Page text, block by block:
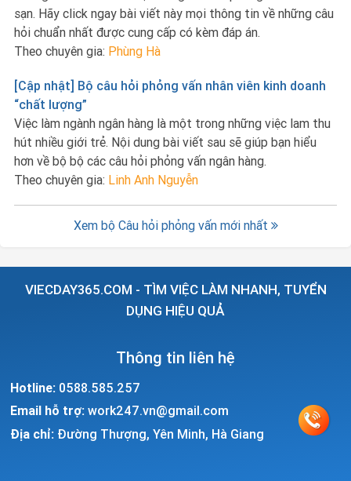
sạn. Hãy click ngay bài viết này mọi thông tin về những câu
hỏi chuẩn nhất được cung cấp có kèm đáp án.
Theo chuyên gia: Phùng Hà
[Cập nhật] Bộ câu hỏi phỏng vấn nhân viên kinh doanh
“chất lượng”
Việc làm ngành ngân hàng là một trong những việc lam thu
hút nhiều giới trẻ. Nội dung bài viết sau sẽ giúp bạn hiểu
hơn về bộ bộ các câu hỏi phỏng vấn ngân hàng.
Theo chuyên gia: Linh Anh Nguyễn
Xem bộ Câu hỏi phỏng vấn mới nhất
VIECDAY365.COM - TÌM VIỆC LÀM NHANH, TUYỂN
DỤNG HIỆU QUẢ
Thông tin liên hệ
Hotline: 0588.585.257
Email hỗ trợ: work247.vn@gmail.com
Địa chỉ: Đường Thượng, Yên Minh, Hà Giang